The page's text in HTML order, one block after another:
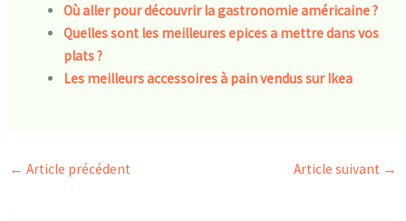
Où aller pour découvrir la gastronomie américaine ?
Quelles sont les meilleures epices a mettre dans vos
plats ?
Les meilleurs accessoires à pain vendus sur Ikea
← Article précédent Article suivant →